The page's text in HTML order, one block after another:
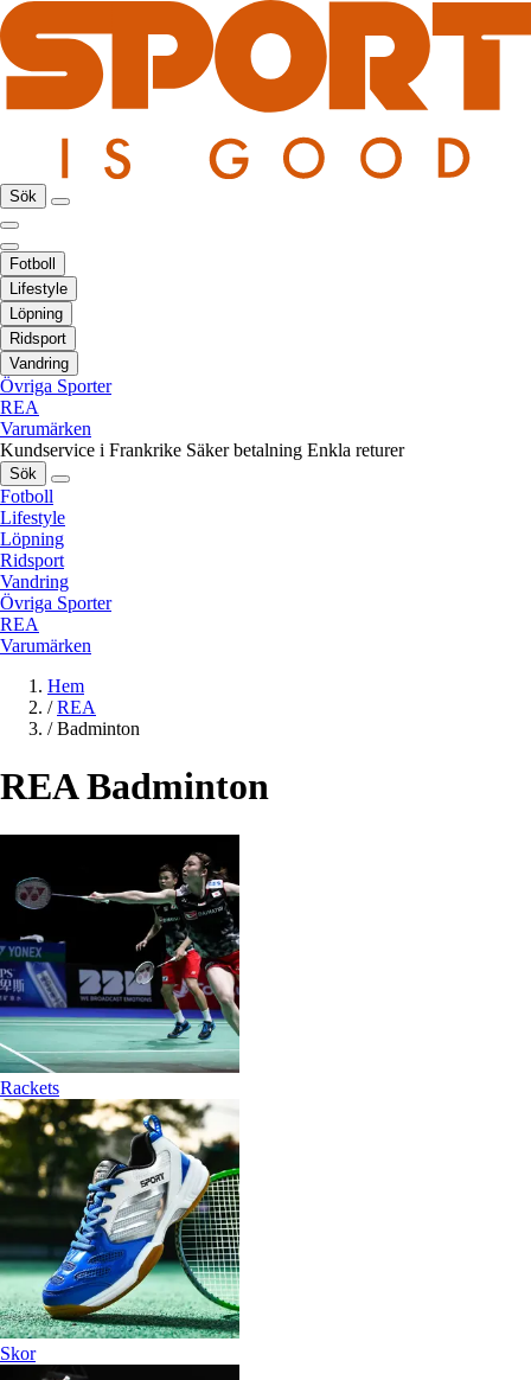
Sök
Fotboll
Lifestyle
Löpning
Ridsport
Vandring
Övriga Sporter
REA
Varumärken
Kundservice i Frankrike Säker betalning Enkla returer
Sök
Fotboll
Lifestyle
Löpning
Ridsport
Vandring
Övriga Sporter
REA
Varumärken
Hem
/ REA
/ Badminton
REA Badminton
Rackets
Skor